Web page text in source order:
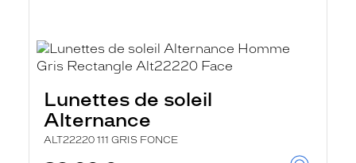
Lunettes de soleil
Alternance
ALT22220 111 GRIS FONCE